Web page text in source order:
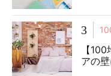
3
【
アの